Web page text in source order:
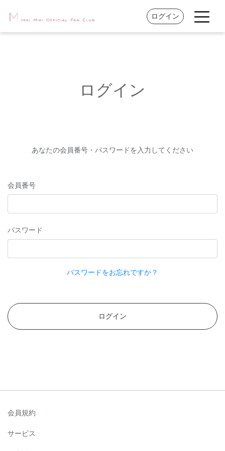
ログイン
ログイン
あなたの会員番号・パスワードを入力してください
会員番号
パスワード
パスワードをお忘れですか？
ログイン
会員規約
サービス